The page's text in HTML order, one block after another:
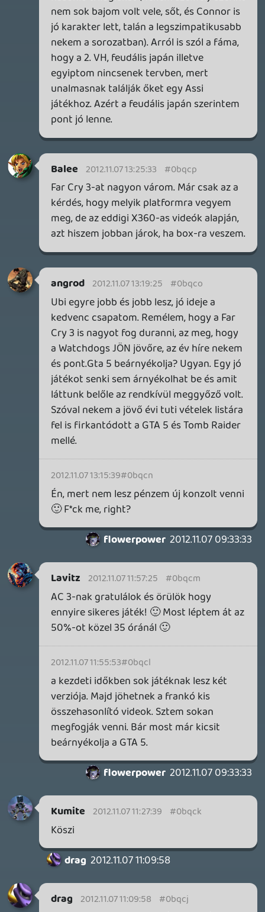
soliduss 2012.11.07 09:43:45 #0bqcd
AC3 nálunk is bomba siker. több boltos
ismerősöm úgy aposztrofálta, hogy az "év
megjelenése" előrendelésben még a " black
ops 2-őt is odaveri".
Nagyon szorítok a sorozatnak és remélem
a Magyar felirat is maradni fog sokáig és
meg lesz a piaca 😃
flowerpower 2012.11.07 09:33:33 #0bqcc
meg a regi konzolokon akarja majd
jatszani ? 🙂
MEGJELENÉSI DÁTUMOK NAPJA – EZ TÖRTÉNT SZERDÁN
Endless Vault, Fallen Tear: The Ascension.
CORSAIR CLIPPER PRO MINI 60 - KICSI, DE ERŐS
FIRE EMBLEM: FORTUNE'S WEAVE DIRECT, MAFIA: THE OLD
COUNTRY DLC – EZ TÖRTÉNT KEDDEN
Survival, Endless Legend II.
1 napja 4
GAME PASS: AUGUSZTUS ELSŐ HETEI
A Beast of Reincarnation premier árnyékában ezúttal
inkább a Premium előfizetők könyvtára növekedik majd
1 napja 7
HETI MEGJELENÉSEK | 2026 #32 PREMIER